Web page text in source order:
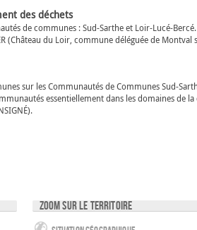
des déchets
de communes : Sud-Sarthe et Loir-Lucé-
(Château du Loir, commune déléguée de Montval
sur les Communautés de Communes Sud-
essentiellement dans les domaines
Zoom sur le territoire